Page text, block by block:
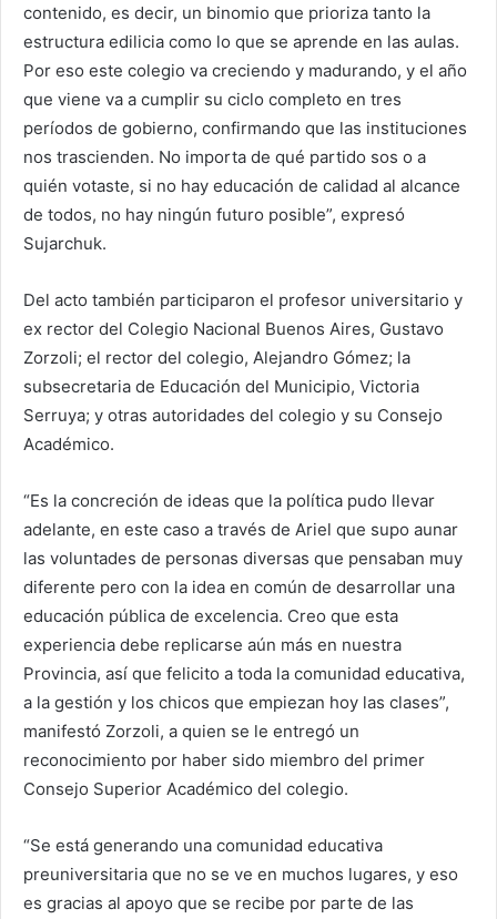
contenido, es decir, un binomio que prioriza tanto la
estructura edilicia como lo que se aprende en las aulas.
Por eso este colegio va creciendo y madurando, y el año
que viene va a cumplir su ciclo completo en tres
períodos de gobierno, confirmando que las instituciones
nos trascienden. No importa de qué partido sos o a
quién votaste, si no hay educación de calidad al alcance
de todos, no hay ningún futuro posible”, expresó
Sujarchuk.
Del acto también participaron el profesor universitario y
ex rector del Colegio Nacional Buenos Aires, Gustavo
Zorzoli; el rector del colegio, Alejandro Gómez; la
subsecretaria de Educación del Municipio, Victoria
Serruya; y otras autoridades del colegio y su Consejo
Académico.
“Es la concreción de ideas que la política pudo llevar
adelante, en este caso a través de Ariel que supo aunar
las voluntades de personas diversas que pensaban muy
diferente pero con la idea en común de desarrollar una
educación pública de excelencia. Creo que esta
experiencia debe replicarse aún más en nuestra
Provincia, así que felicito a toda la comunidad educativa,
a la gestión y los chicos que empiezan hoy las clases”,
manifestó Zorzoli, a quien se le entregó un
reconocimiento por haber sido miembro del primer
Consejo Superior Académico del colegio.
“Se está generando una comunidad educativa
preuniversitaria que no se ve en muchos lugares, y eso
es gracias al apoyo que se recibe por parte de las